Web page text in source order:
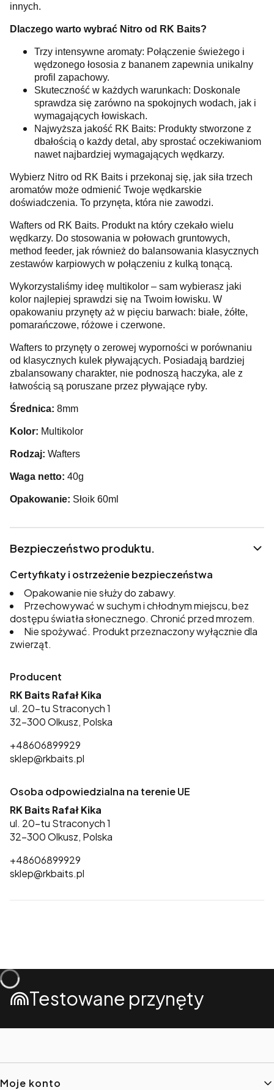
innych.
Dlaczego warto wybrać Nitro od RK Baits?
Trzy intensywne aromaty: Połączenie świeżego i
wędzonego łososia z bananem zapewnia unikalny
profil zapachowy.
Skuteczność w każdych warunkach: Doskonale
sprawdza się zarówno na spokojnych wodach, jak i
wymagających łowiskach.
Najwyższa jakość RK Baits: Produkty stworzone z
dbałością o każdy detal, aby sprostać oczekiwaniom
nawet najbardziej wymagających wędkarzy.
Wybierz Nitro od RK Baits i przekonaj się, jak siła trzech
aromatów może odmienić Twoje wędkarskie
doświadczenia. To przynęta, która nie zawodzi.
Wafters od RK Baits. Produkt na który czekało wielu
wędkarzy. Do stosowania w połowach gruntowych,
method feeder, jak również do balansowania klasycznych
zestawów karpiowych w połączeniu z kulką tonącą.
Wykorzystaliśmy ideę multikolor – sam wybierasz jaki
kolor najlepiej sprawdzi się na Twoim łowisku. W
opakowaniu przynęty aż w pięciu barwach: białe, żółte,
pomarańczowe, różowe i czerwone.
Wafters to przynęty o zerowej wyporności w porównaniu
od klasycznych kulek pływających. Posiadają bardziej
zbalansowany charakter, nie podnoszą haczyka, ale z
łatwością są poruszane przez pływające ryby.
Średnica: 8mm
Kolor: Multikolor
Rodzaj: Wafters
Waga netto: 40g
Opakowanie: Słoik 60ml
Bezpieczeństwo produktu.
Certyfikaty i ostrzeżenie bezpieczeństwa
Opakowanie nie służy do zabawy.
Przechowywać w suchym i chłodnym miejscu, bez
dostępu światła słonecznego. Chronić przed mrozem.
Nie spożywać. Produkt przeznaczony wyłącznie dla
zwierząt.
Producent
RK Baits Rafał Kika
ul. 20-tu Straconych 1
32-300 Olkusz, Polska
+48606899929
sklep@rkbaits.pl
Osoba odpowiedzialna na terenie UE
RK Baits Rafał Kika
ul. 20-tu Straconych 1
32-300 Olkusz, Polska
+48606899929
sklep@rkbaits.pl
Testowane przynęty
Linki w stopce
Moje konto